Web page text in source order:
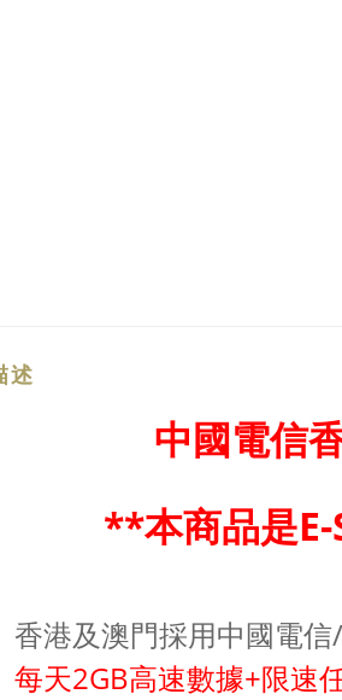
述
中國電信
**本商品是
香港及澳門採用中國電信
每天2GB高速數據+限速